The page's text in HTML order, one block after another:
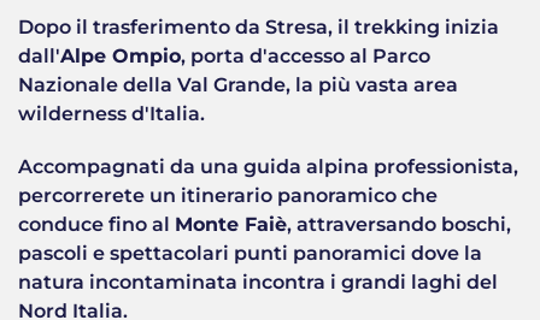
Dopo il trasferimento da Stresa, il trekking inizia
dall'Alpe Ompio, porta d'accesso al Parco
Nazionale della Val Grande, la più vasta area
wilderness d'Italia.
Accompagnati da una guida alpina professionista,
percorrerete un itinerario panoramico che
conduce fino al Monte Faiè, attraversando boschi,
pascoli e spettacolari punti panoramici dove la
natura incontaminata incontra i grandi laghi del
Nord Italia.